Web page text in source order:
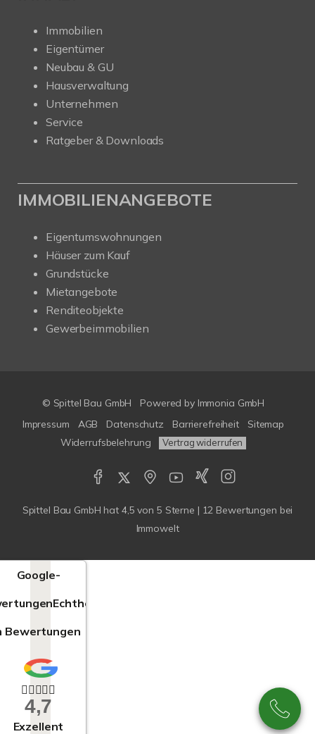
Immobilien
Eigentümer
Neubau & GU
Hausverwaltung
Unternehmen
Service
Ratgeber & Downloads
IMMOBILIENANGEBOTE
Eigentumswohnungen
Häuser zum Kauf
Grundstücke
Mietangebote
Renditeobjekte
Gewerbeimmobilien
© Spittel Bau GmbH Powered by Immonia GmbH
Impressum
AGB Datenschutz Barrierefreiheit
Sitemap
Widerrufsbelehrung
Vertrag widerrufen
Spittel Bau GmbH hat 4,5 von 5 Sterne | 12 Bewertungen bei
Immowelt
Google-
Echtheit
Bewertungen
4,7
Exzellent